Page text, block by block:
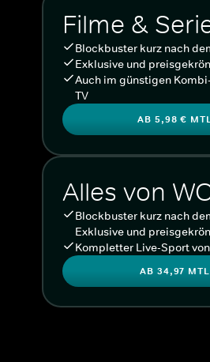
Filme &
Blockbuster kurz nach
Exklusive und
Auch im günstigen
TV
AB 5,98 €
Alles von
Blockbuster kurz nach
Exklusive und
Kompletter Live-Sport
AB 34,97